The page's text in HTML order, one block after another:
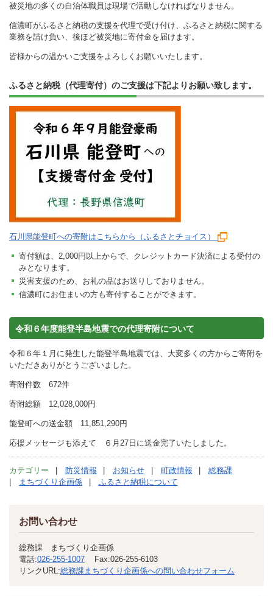
被災地の多くの自治体職員は現場で活動しなければなりません。
信濃町がふるさと納税の支援を代理で受け付け、ふるさと納税に関する
業務を請け負い、後ほど被災地に寄付金を届けます。
皆様からの温かいご支援をよろしくお願いいたします。
ふるさと納税（代理寄付）のご支援は下記よりお願い致します。
石川県能登町への寄附はこちらから（ふるさとチョイス）
寄付額は、2,000円以上からで、クレジットカード決済による受付の
みとなります。
災害支援のため、お礼の品はお送りしておりません。
信濃町にお住まいの方も寄付することができます。
令和６年度能登半島地震での代理寄附について
令和６年１月に発生した能登半島地震では、大変多くの方からご寄附を
いただきありがとうございました。
寄附件数 672件
寄附総額 12,028,000円
能登町への送金額 11,851,290円
応援メッセージも添えて ６月27日に送金完了いたしました。
カテゴリー 防災情報 お知らせ 町政情報
総務課
まちづくり企画係
ふるさと納税について
お問い合わせ
総務課 まちづくり企画係
電話:026-255-1007 Fax:026-255-6103
リンクURL:総務課まちづくり企画係への問い合わせフォーム